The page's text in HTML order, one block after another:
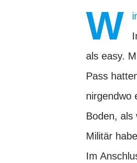
W
als easy.
Pass
nirgendwo
Boden, als
Militär
Im